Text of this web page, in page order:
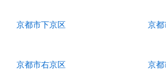
京都市下京区 京
京都市右京区 京